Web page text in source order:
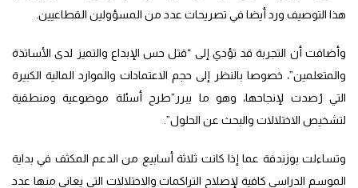
هذا التوصيف ورد أيضا في تصريحات عدد من المسؤولين القطاعيين.
وأضافت أن التجربة قد تؤدي إلى “قتل حس الإبداع والتميز لدى الأساتذة
والمتعلمين”، خصوصا بالنظر إلى حجم الاعتمادات والموارد المالية الكبيرة
التي رُصدت لإنجاحها، وهو ما يبرر”طرح أسئلة موضوعية ومنطقية
لتشخيص الاختلالات والبحث عن الحلول”.
وتساءلت بوزندفة عما إذا كانت ثلاثة أسابيع من الدعم المكثف في بداية
الموسم الدراسي كافية لإصلاح التراكمات والاختلالات التي يعاني منها عدد